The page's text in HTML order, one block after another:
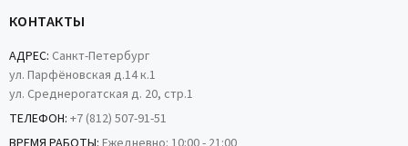
КОНТАКТЫ
АДРЕС: Санкт-Петербург
ул. Парфёновская д.14 к.1
ул. Среднерогатская д. 20, стр.1
ТЕЛЕФОН: +7 (812) 507-91-51